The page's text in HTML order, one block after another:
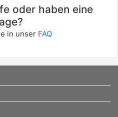
oder haben eine
in unser FAQ